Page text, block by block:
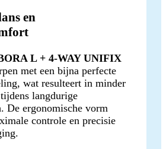
en
L + 4-WAY UNIFIX
met een bijna perfecte
wat resulteert in minder
langdurige
De ergonomische vorm
controle en precisie